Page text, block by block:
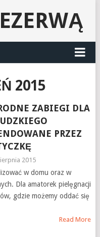
2015
ZABIEGI DLA
PRZEZ
2015
w domu oraz w
Dla amatorek pielęgnacji
gdzie możemy oddać się
Read More